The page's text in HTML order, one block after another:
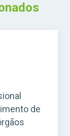
de